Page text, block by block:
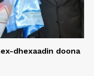
dhexaadin doona